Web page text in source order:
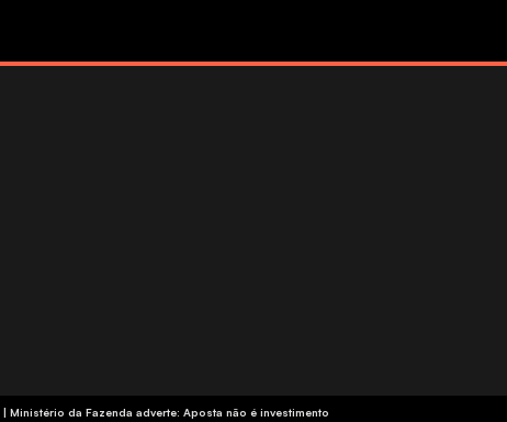
| Ministério da Fazenda adverte: Aposta não é investimento